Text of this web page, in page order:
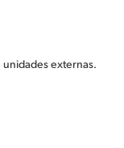
unidades externas.